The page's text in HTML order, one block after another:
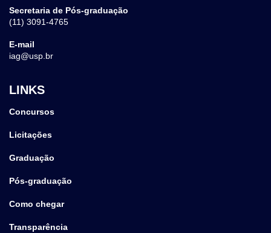
Secretaria de Pós-graduação
(11) 3091-4765
E-mail
iag@usp.br
LINKS
Concursos
Licitações
Graduação
Pós-graduação
Como chegar
Transparência